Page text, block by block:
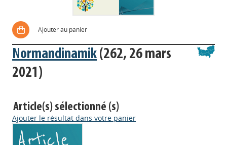
Ajouter au panier
Normandinamik(262, 26 mars
2021)
Article(s) sélectionné (s)
Ajouter le résultat dans votre panier